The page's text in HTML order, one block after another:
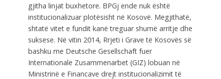
gjitha linjat buxhetore. BPGj ende nuk është
institucionalizuar plotësisht në Kosovë. Megjithatë,
shtatë vitet e fundit kanë treguar shumë arritje dhe
suksese. Në vitin 2014, Rrjeti i Grave të Kosovës së
bashku me Deutsche Gesellschaft fuer
Internationale Zusammenarbet (GIZ) lobuan në
Ministrinë e Financave drejt institucionalizimit të